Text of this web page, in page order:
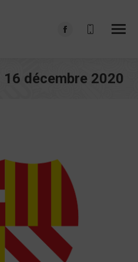
Facebook
in
16 décembre 2020